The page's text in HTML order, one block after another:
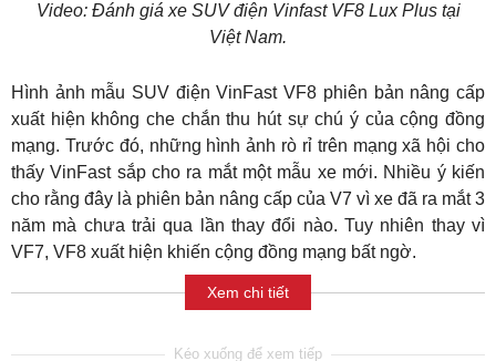
Video: Đánh giá xe SUV điện Vinfast VF8 Lux Plus tại
Việt Nam.
Hình ảnh mẫu SUV điện VinFast VF8 phiên bản nâng cấp
xuất hiện không che chắn thu hút sự chú ý của cộng đồng
mạng. Trước đó, những hình ảnh rò rỉ trên mạng xã hội cho
thấy VinFast sắp cho ra mắt một mẫu xe mới. Nhiều ý kiến
cho rằng đây là phiên bản nâng cấp của V7 vì xe đã ra mắt 3
năm mà chưa trải qua lần thay đổi nào. Tuy nhiên thay vì
VF7, VF8 xuất hiện khiến cộng đồng mạng bất ngờ.
Xem chi tiết